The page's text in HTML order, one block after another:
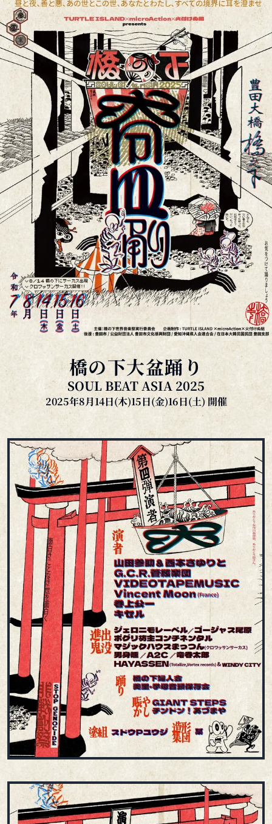
橋の下大盆踊り
SOUL BEAT ASIA 2025
2025年8月14日(木)15日(金)16日(土) 開催